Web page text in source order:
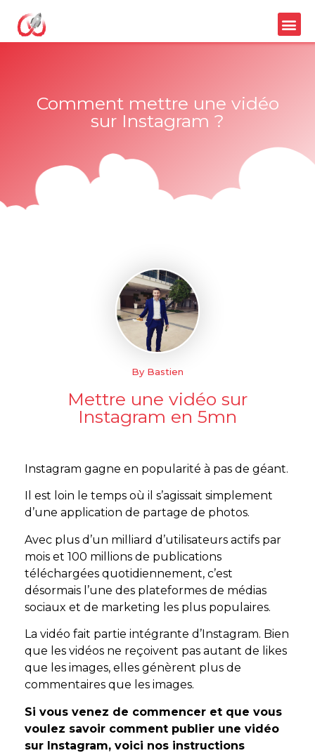
Comment mettre une vidéo
sur Instagram ?
By Bastien
Mettre une vidéo sur
Instagram en 5mn
Instagram gagne en popularité à pas de géant.
Il est loin le temps où il s’agissait simplement
d’une application de partage de photos.
Avec plus d’un milliard d’utilisateurs actifs par
mois et 100 millions de publications
téléchargées quotidiennement, c’est
désormais l’une des plateformes de médias
sociaux et de marketing les plus populaires.
La vidéo fait partie intégrante d’Instagram. Bien
que les vidéos ne reçoivent pas autant de likes
que les images, elles génèrent plus de
commentaires que les images.
Si vous venez de commencer et que vous
voulez savoir comment publier une vidéo
sur Instagram, voici nos instructions